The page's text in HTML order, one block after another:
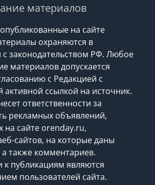
материалов
на сайте
охраняются в
с законодательством РФ. Любое
материалов допускается
с Редакцией с
активной ссылкой на источник.
ответственности за
рекламных объявлений,
сайте orenday.ru,
сайтов, на которые даны
а также комментариев.
публикациям являются
пользователей сайта.